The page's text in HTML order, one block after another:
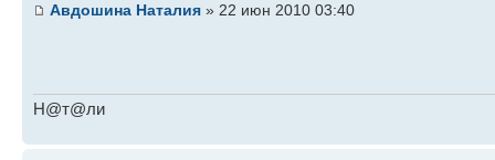
Авдошина Наталия » 22 июн 2010 03:40
Н@т@ли